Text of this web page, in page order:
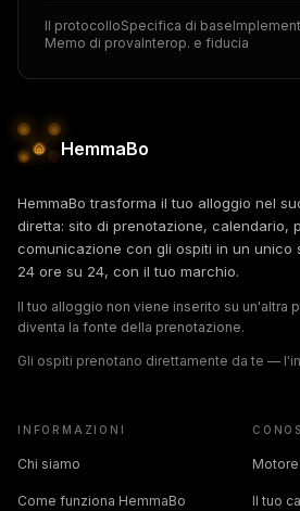
Il protocolloSpecifica di base
Memo di provaInterop. e fiducia
HemmaBo
HemmaBo trasforma il tuo alloggio nel
diretta: sito di prenotazione, calendario,
comunicazione con gli ospiti in un
24 ore su 24, con il tuo marchio.
Il tuo alloggio non viene inserito su un'altra
diventa la fonte della prenotazione.
Gli ospiti prenotano direttamente da te —
INFORMAZIONI
Chi siamo
Come funziona HemmaBo Il tuo